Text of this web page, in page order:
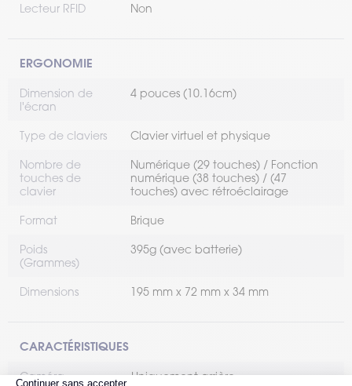
Lecteur RFID Non
ERGONOMIE
Dimension de
l'écran
4 pouces (10.16cm)
Type de claviers Clavier virtuel et physique
Nombre de
touches de
clavier
Numérique (29 touches) / Fonction
numérique (38 touches) / (47
touches) avec rétroéclairage
Format Brique
Poids
(Grammes)
395g (avec batterie)
Dimensions 195 mm x 72 mm x 34 mm
CARACTÉRISTIQUES
Caméra Uniquement arrière